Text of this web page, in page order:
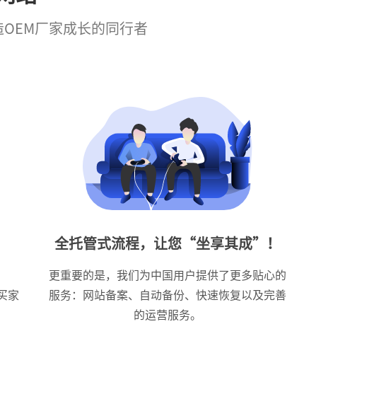
厂家成长的同行者
家
全托管式流程，让您“坐享其成”！
更重要的是，我们为中国用户提供了更多贴心的
服务：网站备案、自动备份、快速恢复以及完善
的运营服务。